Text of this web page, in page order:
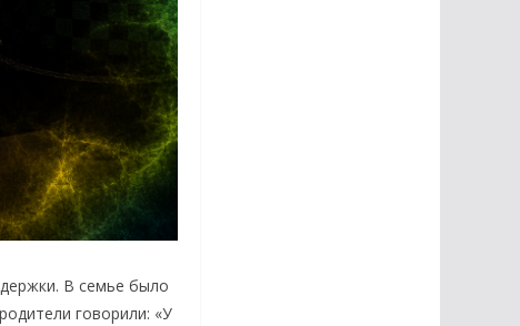
В семье было
говорили: «У